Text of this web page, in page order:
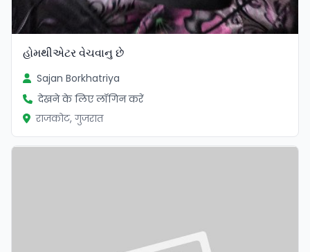
હોમથીએટર વેચવાનુ છે
Sajan Borkhatriya
देखने के लिए लॉगिन करें
राजकोट, गुजरात